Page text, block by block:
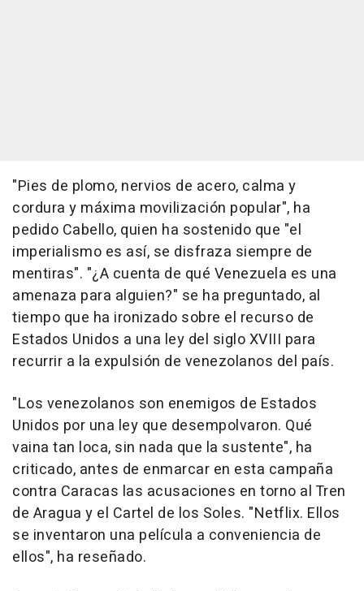
"Pies de plomo, nervios de acero, calma y
cordura y máxima movilización popular", ha
pedido Cabello, quien ha sostenido que "el
imperialismo es así, se disfraza siempre de
mentiras". "¿A cuenta de qué Venezuela es una
amenaza para alguien?" se ha preguntado, al
tiempo que ha ironizado sobre el recurso de
Estados Unidos a una ley del siglo XVIII para
recurrir a la expulsión de venezolanos del país.
"Los venezolanos son enemigos de Estados
Unidos por una ley que desempolvaron. Qué
vaina tan loca, sin nada que la sustente", ha
criticado, antes de enmarcar en esta campaña
contra Caracas las acusaciones en torno al Tren
de Aragua y el Cartel de los Soles. "Netflix. Ellos
se inventaron una película a conveniencia de
ellos", ha reseñado.